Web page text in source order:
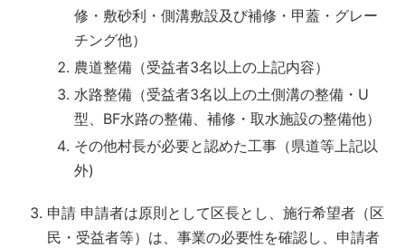
修・敷砂利・側溝敷設及び補修・甲蓋・グレー
チング他）
農道整備（受益者3名以上の上記内容）
水路整備（受益者3名以上の土側溝の整備・U
型、BF水路の整備、補修・取水施設の整備他）
その他村長が必要と認めた工事（県道等上記以
外)
申請 申請者は原則として区長とし、施行希望者（区
民・受益者等）は、事業の必要性を確認し、申請者